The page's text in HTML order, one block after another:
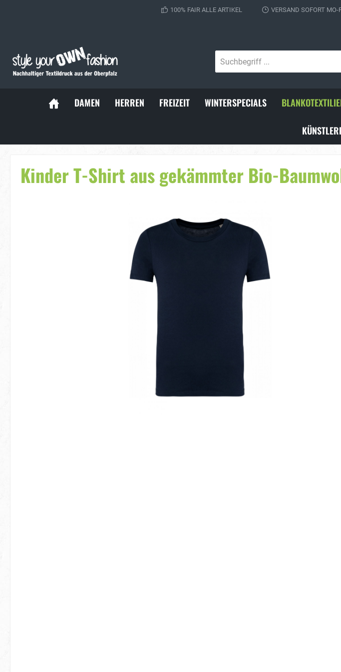
100% FAIR ALLE ARTIKEL VERSAND SOFORT MO-
DAMEN HERREN FREIZEIT WINTERSPECIALS
Kinder T-Shirt aus gekämmter Bio-